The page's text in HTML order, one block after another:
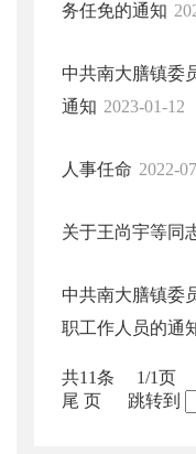
务任免的通知
中共南大膳镇委
通知 2023-01-12
人事任命 2022-
关于王尚宇等同
中共南大膳镇委
职工作人员的通
共11条 1/1页
尾 页
跳转到